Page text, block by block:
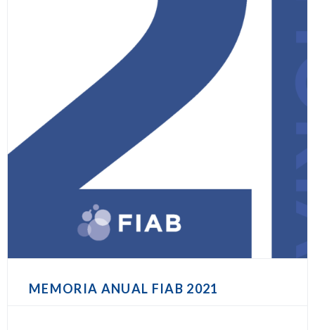
MEMORIA ANUAL FIAB 2021